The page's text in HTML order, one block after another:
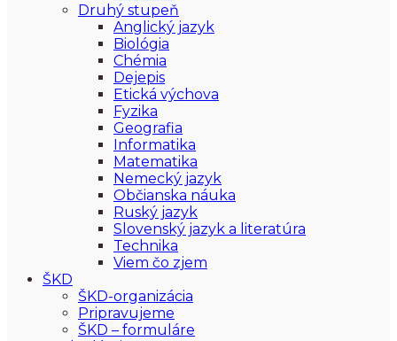
Druhý stupeň
Anglický jazyk
Biológia
Chémia
Dejepis
Etická výchova
Fyzika
Geografia
Informatika
Matematika
Nemecký jazyk
Občianska náuka
Ruský jazyk
Slovenský jazyk a literatúra
Technika
Viem čo zjem
ŠKD
ŠKD-organizácia
Pripravujeme
ŠKD – formuláre